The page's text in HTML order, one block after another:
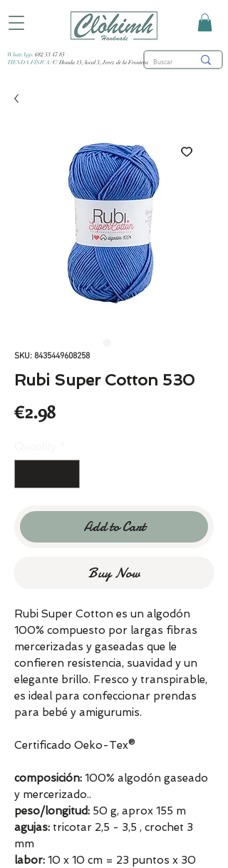
WhatsApp: 682 53 47 85
TIENDA FÍSICA: C/ Honda 15, local 3, Jerez de la Frontera
SKU: 8435449608258
Rubi Super Cotton 530
€2.98Price
Add to Cart
Buy Now
Rubi Super Cotton es un algodón
100% compuesto por largas fibras
mercerizadas y gaseadas que le
confieren resistencia, suavidad y un
elegante brillo. Fresco y transpirable,
es ideal para confeccionar prendas
para bebé y amigurumis.
Certificado Oeko-Tex®
composición: 100% algodón gaseado
y mercerizado..
peso/longitud: 50 g, aprox 155 m
agujas: tricotar 2,5 - 3,5 , crochet 3
mm
labor: 10 x 10 cm = 23 puntos x 30